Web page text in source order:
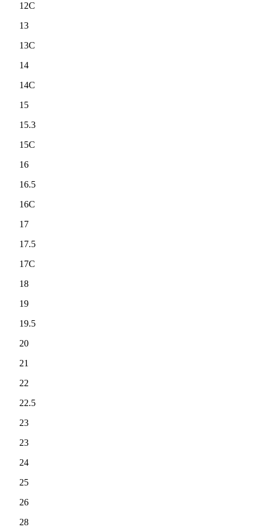
12C
13
13C
14
14C
15
15.3
15C
16
16.5
16C
17
17.5
17C
18
19
19.5
20
21
22
22.5
23
23
24
25
26
28